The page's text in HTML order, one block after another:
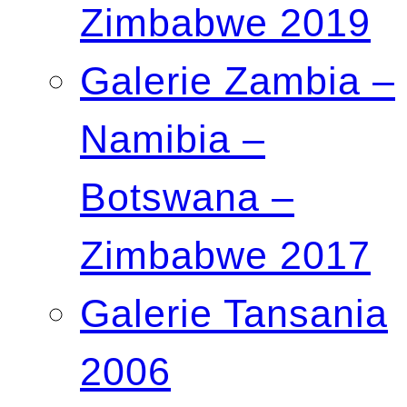
Zimbabwe 2019
Galerie Zambia –
Namibia –
Botswana –
Zimbabwe 2017
Galerie Tansania
2006